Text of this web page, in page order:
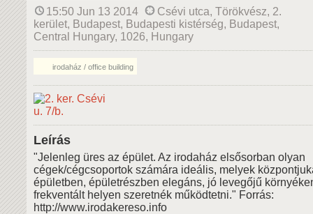
15:50 Jun 13 2014
Csévi utca, Törökvész, 2.
kerület, Budapest, Budapesti kistérség, Budapest,
Central Hungary, 1026, Hungary
irodaház / office building
Leírás
"Jelenleg üres az épület. Az irodaház elsősorban olyan
cégek/cégcsoportok számára ideális, melyek
épületben, épületrészben elegáns, jó levegőjű
frekventált helyen szeretnék működtetni." Forrás:
http://www.irodakereso.info